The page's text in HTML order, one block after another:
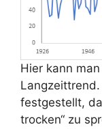
Hier kann
festgestellt,
trocken“ zu